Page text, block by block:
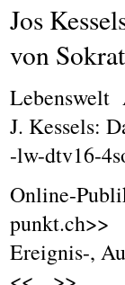
Jos
von
J. Kessels:
-lw-dtv16-
Online-
punkt.ch>>
Ereignis-,